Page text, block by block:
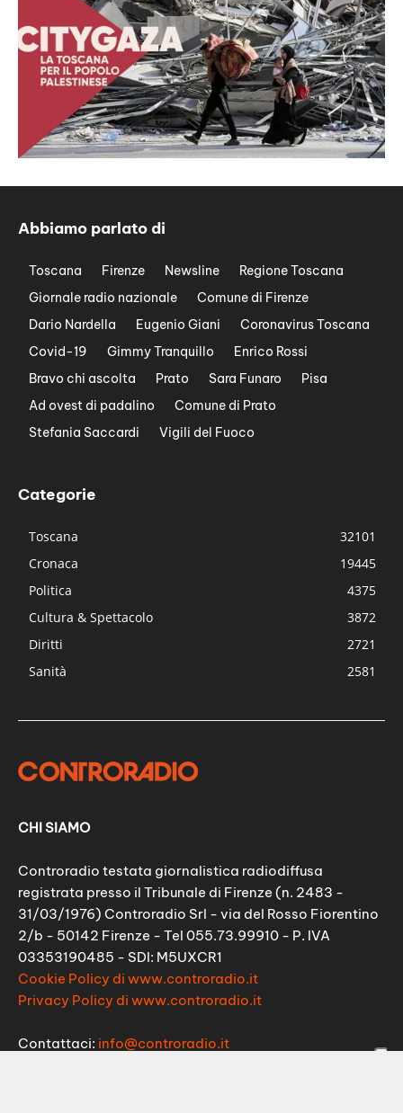
Abbiamo parlato di
Toscana Firenze Newsline
Regione Toscana
Giornale radio nazionale
Comune di Firenze
Dario Nardella
Eugenio Giani
Coronavirus Toscana
Covid-19
Gimmy Tranquillo
Enrico Rossi
Bravo chi ascolta
Prato Sara Funaro
Pisa
Ad ovest di padalino
Comune di Prato
Stefania Saccardi
Vigili del Fuoco
Categorie
Toscana
32101
Cronaca
19445
Politica
4375
Cultura & Spettacolo
3872
Diritti
2721
Sanità
2581
CHI SIAMO
Controradio testata giornalistica radiodiffusa
registrata presso il Tribunale di Firenze (n. 2483 -
31/03/1976) Controradio Srl - via del Rosso Fiorentino
2/b - 50142 Firenze - Tel 055.73.99910 - P. IVA
03353190485 - SDI: M5UXCR1
Cookie Policy di www.controradio.it
Privacy Policy di www.controradio.it
Contattaci: info@controradio.it